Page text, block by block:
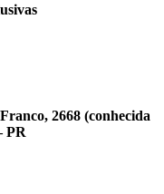
2668 (conhecida
PR